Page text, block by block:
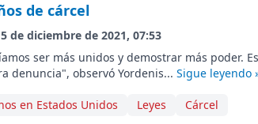
de cárcel
de diciembre de 2021, 07:53
ser más unidos y demostrar más poder.
denuncia", observó Yordenis... Sigue leyendo
en Estados Unidos Leyes Cárcel